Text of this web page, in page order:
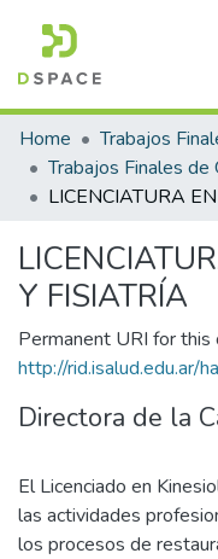
Communities &
All of DSpace
Statistics
Home
Trabajos Finales de
Y FISIATRÍA
Permanent URI for this
http://rid.isalud.edu.ar/
Directora de la
El Licenciado en
las actividades
los procesos de